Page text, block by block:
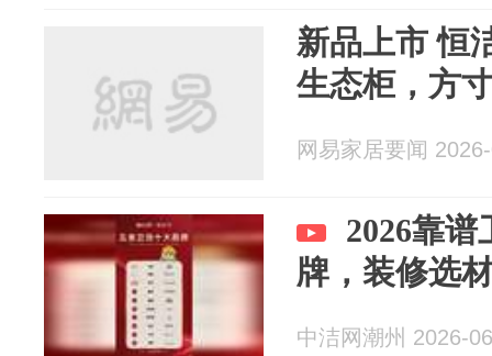
新品上市 恒洁如梦系列BC6621S
生态柜，方
网易家居要闻
2026靠
牌，装修选
中洁网潮州 2026-